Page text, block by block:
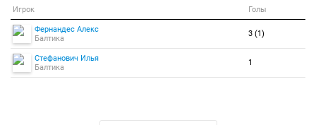
Игрок Голы
Фернандес Алекс
Балтика
3 (1)
Стефанович Илья
Балтика
1